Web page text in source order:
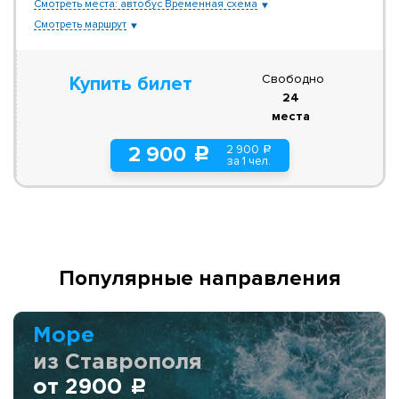
Смотреть места: автобус Временная схема
Смотреть маршрут
Купить билет
2 900 c 2 900 a
за 1 чел.
Свободно
24
места
Популярные направления
Море
из Ставрополя
от 2900 c